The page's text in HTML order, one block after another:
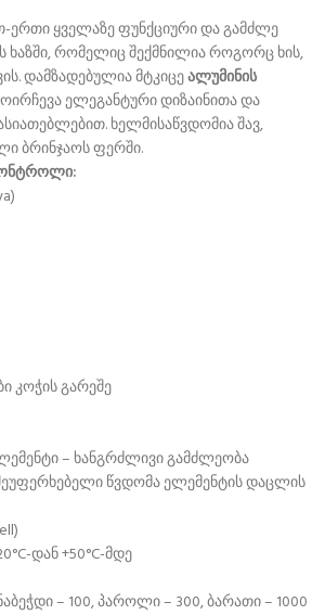
ერთი ყველაზე ფუნქციური და გამძლე
ხაზში, რომელიც შექმნილია როგორც ხის,
დამზადებულია მტკიცეალუმინის
ელეგანტური დიზაინითა და
ხელმისაწვდომია შავ,
ბრინჯაოს ფერში.
კოჭის გარეშე
– ხანგრძლივი გამძლეობა
წვდომა ელემენტის დაცლის
დან +50°C-მდე
– 100, პაროლი – 300, ბარათი – 1000